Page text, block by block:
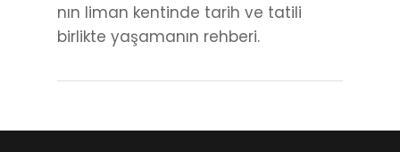
nın liman kentinde tarih ve tatili
birlikte yaşamanın rehberi.